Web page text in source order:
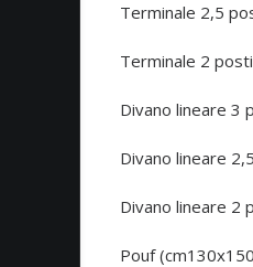
Terminale 2,5
Terminale 2
Divano lineare 3
Divano lineare
Divano lineare 2
Pouf